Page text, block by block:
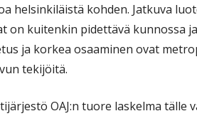
helsinkiläistä kohden. Jatkuva
on kuitenkin pidettävä kunnossa
ja korkea osaaminen ovat
tekijöitä.
OAJ:n tuore laskelma tälle